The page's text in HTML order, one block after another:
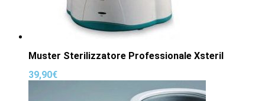
Muster Sterilizzatore Professionale Xsteril
39,90€